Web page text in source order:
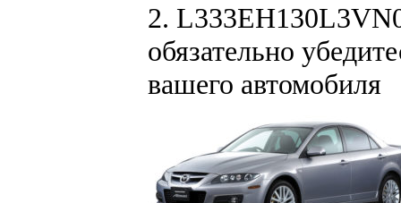
2.
обязательно
вашего автомобиля